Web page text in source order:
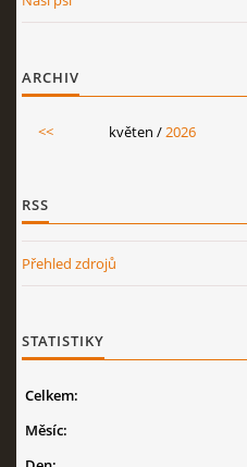
ARCHIV
<< květen /2026
RSS
Přehled zdrojů
STATISTIKY
Celkem:
Měsíc: